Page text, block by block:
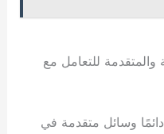
والمتقدمة للتعامل مع
وسائل متقدمة في